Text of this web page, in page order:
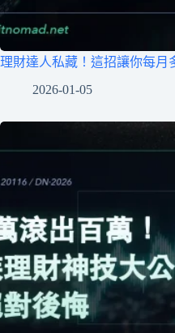
理財達人私藏！這招讓你每月
2026-01-05